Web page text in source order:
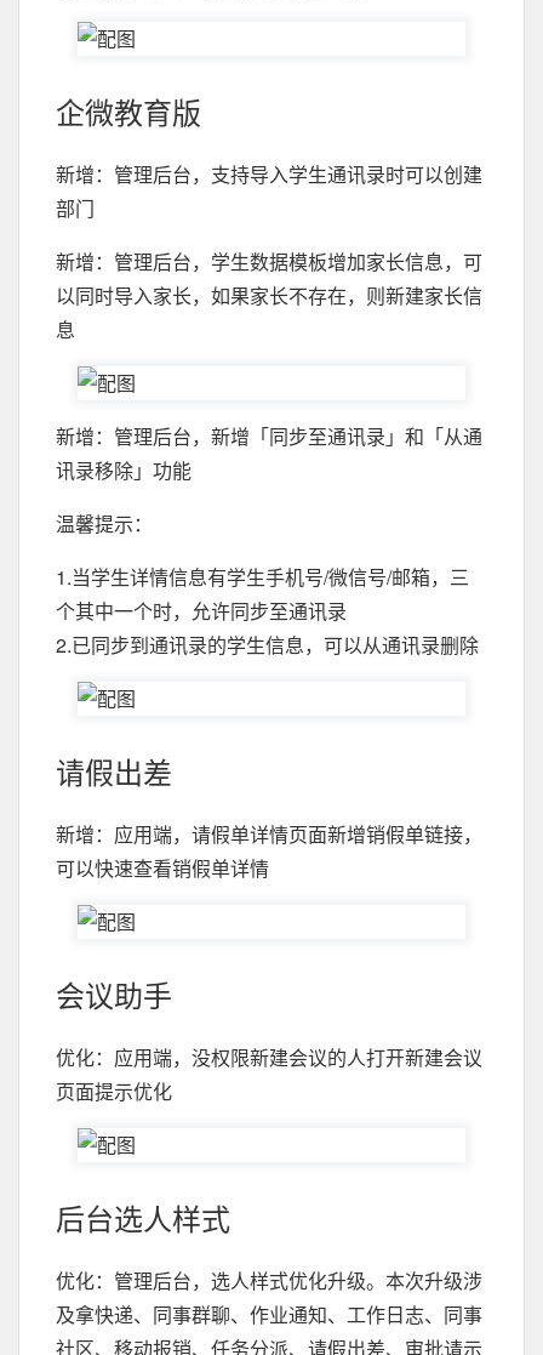
企微教育版
新增：管理后台，支持导入学生通讯录时可以创建
部门
新增：管理后台，学生数据模板增加家长信息，可
以同时导入家长，如果家长不存在，则新建家长信
息
新增：管理后台，新增「同步至通讯录」和「从通
讯录移除」功能
温馨提示：
1.当学生详情信息有学生手机号/微信号/邮箱，三
个其中一个时，允许同步至通讯录
2.已同步到通讯录的学生信息，可以从通讯录删除
请假出差
新增：应用端，请假单详情页面新增销假单链接，
可以快速查看销假单详情
会议助手
优化：应用端，没权限新建会议的人打开新建会议
页面提示优化
后台选人样式
优化：管理后台，选人样式优化升级。本次升级涉
及拿快递、同事群聊、作业通知、工作日志、同事
社区、移动报销、任务分派、请假出差、审批请示